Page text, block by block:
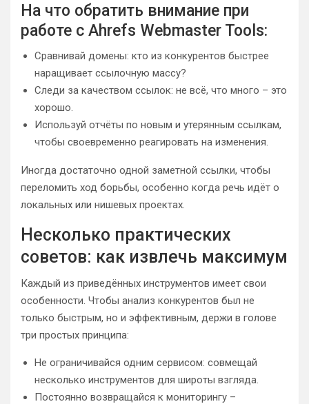
На что обратить внимание при
работе с Ahrefs Webmaster Tools:
Сравнивай домены: кто из конкурентов быстрее
наращивает ссылочную массу?
Следи за качеством ссылок: не всё, что много – это
хорошо.
Используй отчёты по новым и утерянным ссылкам,
чтобы своевременно реагировать на изменения.
Иногда достаточно одной заметной ссылки, чтобы
переломить ход борьбы, особенно когда речь идёт о
локальных или нишевых проектах.
Несколько практических
советов: как извлечь максимум
Каждый из приведённых инструментов имеет свои
особенности. Чтобы анализ конкурентов был не
только быстрым, но и эффективным, держи в голове
три простых принципа:
Не ограничивайся одним сервисом: совмещай
несколько инструментов для широты взгляда.
Постоянно возвращайся к мониторингу –